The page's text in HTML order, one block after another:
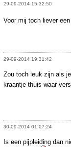
29-09-2014 15:32:50
Voor mij toch liever
29-09-2014 19:31:42
Zou toch leuk zijn als
kraantje thuis waar
30-09-2014 01:07:24
Is een pijpleiding dan